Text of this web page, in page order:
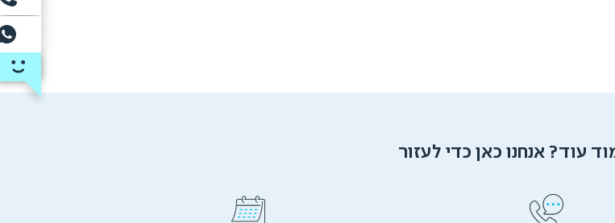
עוד? אנחנו כאן כדי לעזור
רוצה ללמוד אצלנו?